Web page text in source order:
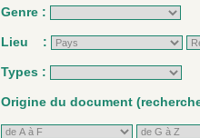
Genre :
Lieu :
Types :
Origine du document